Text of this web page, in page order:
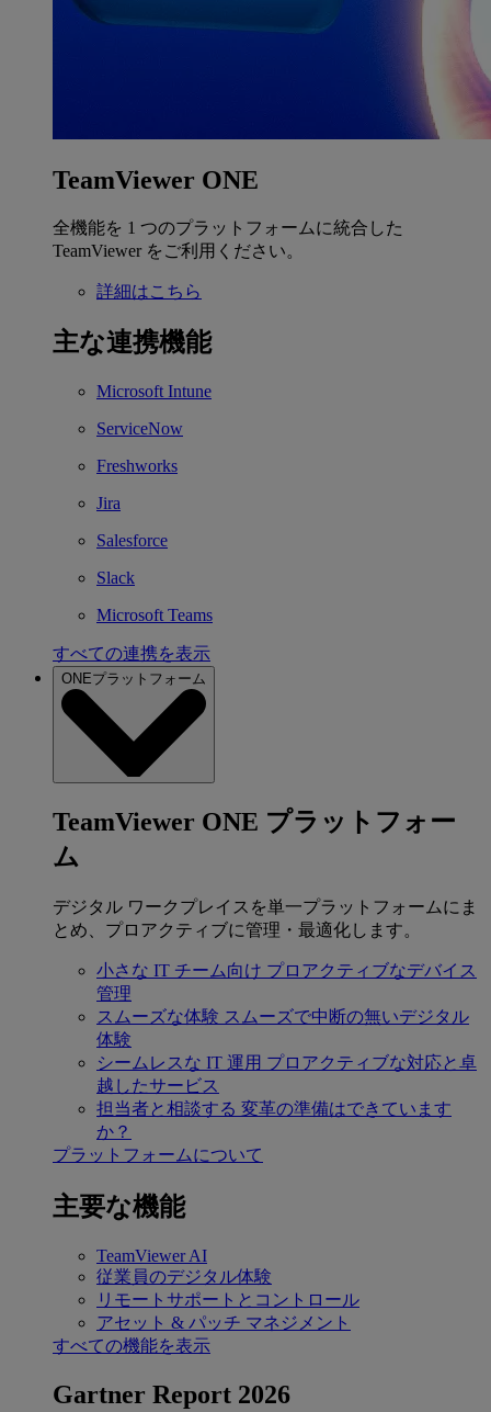
TeamViewer ONE
全機能を 1 つのプラットフォームに統合した
TeamViewer をご利用ください。
詳細はこちら
主な連携機能
Microsoft Intune
ServiceNow
Freshworks
Jira
Salesforce
Slack
Microsoft Teams
すべての連携を表示
ONEプラットフォーム
TeamViewer ONE プラットフォー
ム
デジタル ワークプレイスを単一プラットフォームにま
とめ、プロアクティブに管理・最適化します。
小さな IT チーム向け プロアクティブなデバイス
管理
スムーズな体験 スムーズで中断の無いデジタル
体験
シームレスな IT 運用 プロアクティブな対応と卓
越したサービス
担当者と相談する 変革の準備はできています
か？
プラットフォームについて
主要な機能
TeamViewer AI
従業員のデジタル体験
リモートサポートとコントロール
アセット & パッチ マネジメント
すべての機能を表示
Gartner Report 2026